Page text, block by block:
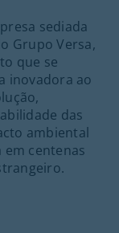
sediada
Grupo Versa,
que se
inovadora ao
das
ambiental
em centenas